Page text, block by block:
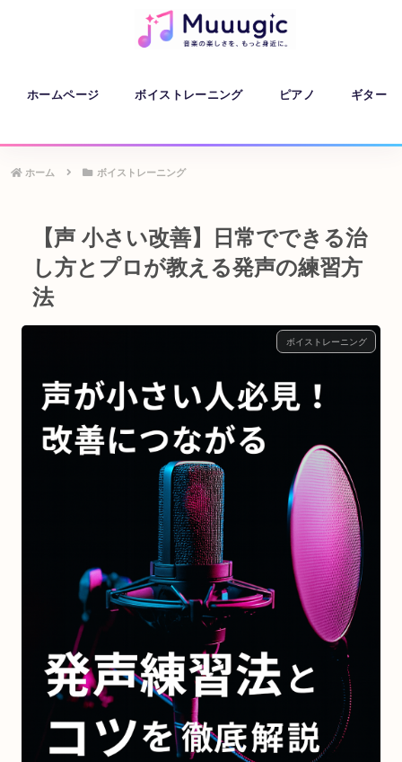
ホームページ ボイストレーニング ピアノ ギター
ホーム ボイストレーニング
【声 小さい改善】日常でできる治
し方とプロが教える発声の練習方
法
ボイストレーニング